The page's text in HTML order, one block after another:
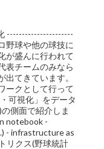
----------------------
野球や他の球技に
が盛んに行われて
表チームのみなら
てきています。
ークとして行って
可視化」をデータ
側面で紹介しま
notebook -
- infrastructure as
リクス(野球統計